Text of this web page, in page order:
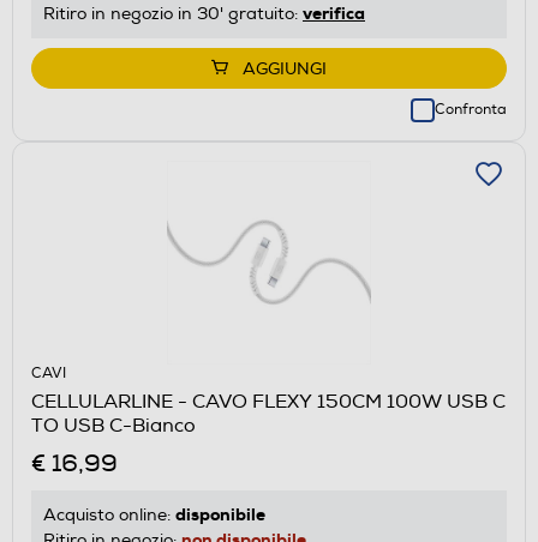
Ritiro in negozio in 30' gratuito: verifica
AGGIUNGI
Confronta
CAVI
CELLULARLINE - CAVO FLEXY 150CM 100W USB C
TO USB C-Bianco
€ 16,99
Acquisto online: disponibile